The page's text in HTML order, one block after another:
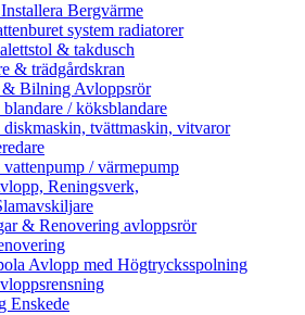
Bergvärme
system radiatorer
& takdusch
& trädgårdskran
Bilning Avloppsrör
/ köksblandare
tvättmaskin, vitvaror
/ värmepump
Reningsverk,
& Renovering avloppsrör
Avlopp med Högtrycksspolning
Enskede